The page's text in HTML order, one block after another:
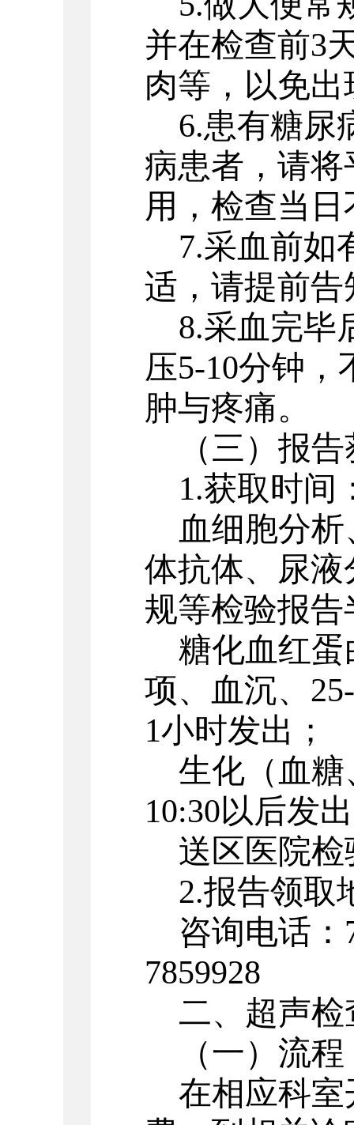
并在检查前3
肉等，以免
6.患有糖尿
病患者，请
用，检查当
7.采血前如
适，请提前
8.采血完毕
压5-10分钟
肿与疼痛。
（三）报
1.获取时间
血细胞分析
体抗体、尿
规等检验报
糖化血红
项、血沉、
1小时发出；
生化（血
10:30以后发
送区医院检
2.报告领取
咨询电话：
7859928
二、超声检
（一）流程
在相应科